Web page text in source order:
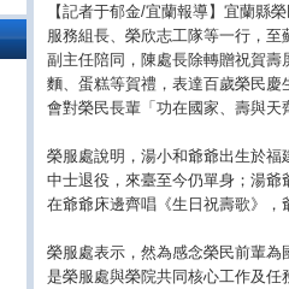
【記者于郁金/宜蘭報導】宜蘭縣
服務組長、榮欣志工隊等一行，
副主任陪同，陳處長除轉贈祝賀
麵、蛋糕等賀禮，表達百歲榮民
會對榮民長輩「功在國家、壽與天
榮服處說明，湯小和爺爺出生於
中士退役，來臺至今仍單身；湯
在爺爺床邊齊唱《生日祝壽歌》，
榮服處表示，然為感念榮民前輩
是榮服處與榮院共同核心工作及